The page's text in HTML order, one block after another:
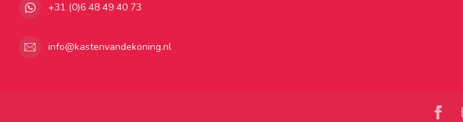
+31 (0)6 48 49 40 73
info@kastenvandekoning.nl